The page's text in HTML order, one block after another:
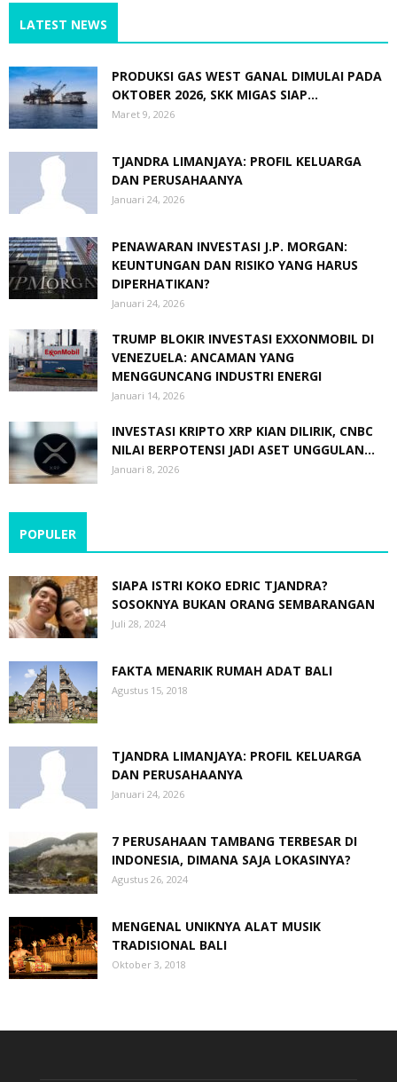
LATEST NEWS
PRODUKSI GAS WEST GANAL DIMULAI PADA
OKTOBER 2026, SKK MIGAS SIAP...
Maret 9, 2026
TJANDRA LIMANJAYA: PROFIL KELUARGA
DAN PERUSAHAANYA
Januari 24, 2026
PENAWARAN INVESTASI J.P. MORGAN:
KEUNTUNGAN DAN RISIKO YANG HARUS
DIPERHATIKAN?
Januari 24, 2026
TRUMP BLOKIR INVESTASI EXXONMOBIL DI
VENEZUELA: ANCAMAN YANG
MENGGUNCANG INDUSTRI ENERGI
Januari 14, 2026
INVESTASI KRIPTO XRP KIAN DILIRIK, CNBC
NILAI BERPOTENSI JADI ASET UNGGULAN...
Januari 8, 2026
POPULER
SIAPA ISTRI KOKO EDRIC TJANDRA?
SOSOKNYA BUKAN ORANG SEMBARANGAN
Juli 28, 2024
FAKTA MENARIK RUMAH ADAT BALI
Agustus 15, 2018
TJANDRA LIMANJAYA: PROFIL KELUARGA
DAN PERUSAHAANYA
Januari 24, 2026
7 PERUSAHAAN TAMBANG TERBESAR DI
INDONESIA, DIMANA SAJA LOKASINYA?
Agustus 26, 2024
MENGENAL UNIKNYA ALAT MUSIK
TRADISIONAL BALI
Oktober 3, 2018